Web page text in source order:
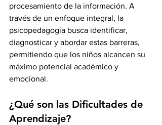
procesamiento de la información. A
través de un enfoque integral, la
psicopedagogía busca identificar,
diagnosticar y abordar estas barreras,
permitiendo que los niños alcancen su
máximo potencial académico y
emocional.
¿Qué son las Dificultades de
Aprendizaje?